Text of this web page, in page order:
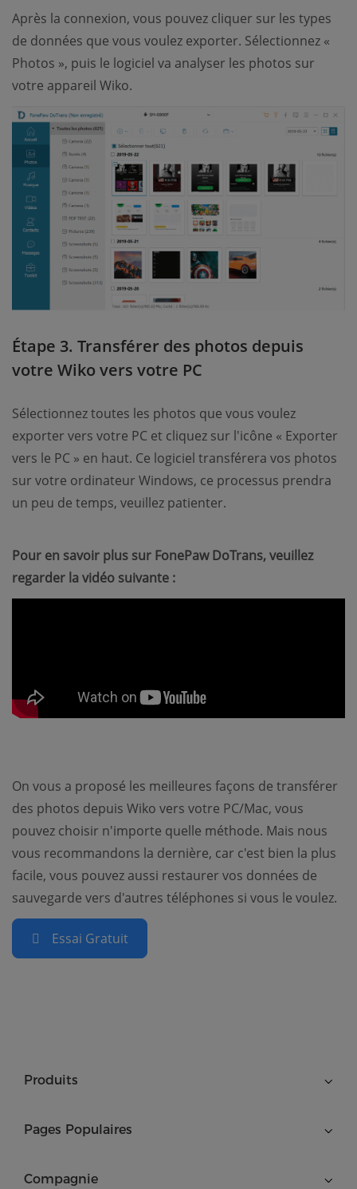
Après la connexion, vous pouvez cliquer sur les types
de données que vous voulez exporter. Sélectionnez «
Photos », puis le logiciel va analyser les photos sur
votre appareil Wiko.
Étape 3. Transférer des photos depuis
votre Wiko vers votre PC
Sélectionnez toutes les photos que vous voulez
exporter vers votre PC et cliquez sur l'icône « Exporter
vers le PC » en haut. Ce logiciel transférera vos photos
sur votre ordinateur Windows, ce processus prendra
un peu de temps, veuillez patienter.
Pour en savoir plus sur FonePaw DoTrans, veuillez
regarder la vidéo suivante :
On vous a proposé les meilleures façons de transférer
des photos depuis Wiko vers votre PC/Mac, vous
pouvez choisir n'importe quelle méthode. Mais nous
vous recommandons la dernière, car c'est bien la plus
facile, vous pouvez aussi restaurer vos données de
sauvegarde vers d'autres téléphones si vous le voulez.
Essai Gratuit
Produits
Pages Populaires
Compagnie